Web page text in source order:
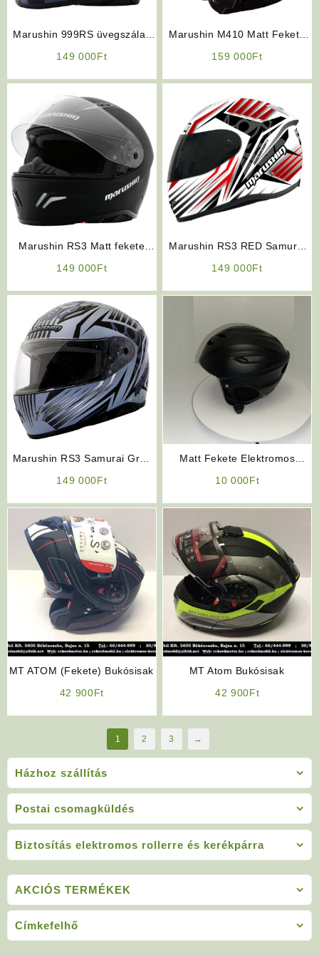
Házhoz szállítás
Postai csomagküldés
Biztosítás elektromos rollerre és kerékpárra
Marushin 999RS üvegszálas
piros bukósisak
149 000Ft
Marushin M410 Matt Fekete
159 000Ft
Marushin RS3 Matt fekete
149 000Ft
Marushin RS3 RED Samurai
149 000Ft
Marushin RS3 Samurai Grey
149 000Ft
Matt Fekete Elektromos
10 000Ft
MT ATOM (Fekete) Bukósisak
42 900Ft
MT Atom Bukósisak
42 900Ft
1 2 3 →
AKCIÓS TERMÉKEK
Címkefelhő